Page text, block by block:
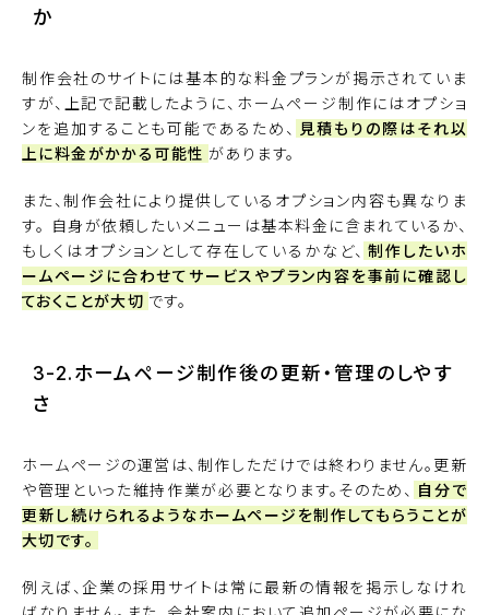
か
制作会社のサイトには基本的な料金プランが掲示されていま
すが、上記で記載したように、ホームページ制作にはオプショ
ンを追加することも可能であるため、 見積もりの際はそれ以
上に料金がかかる可能性 があります。
また、制作会社により提供しているオプション内容も異なりま
す。 自身が依頼したいメニューは基本料金に含まれているか、
もしくはオプションとして存在しているかなど、 制作したいホ
ームページに合わせてサービスやプラン内容を事前に確認し
ておくことが大切 です。
3-2.ホームページ制作後の更新・管理のしやす
さ
ホームページの運営は、制作しただけでは終わりません。更新
や管理といった維持作業が必要となります。そのため、 自分で
更新し続けられるようなホームページを制作してもらうことが
大切です。
例えば、企業の採用サイトは常に最新の情報を掲示しなけれ